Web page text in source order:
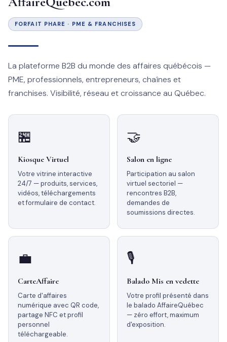
FORFAIT PHARE · PME & FRANCHISES
La plateforme B2B du monde des affaires québécois —
PME, professionnels, entrepreneurs, chaînes et
franchises. Visibilité, réseau et croissance au Québec.
🏪
Kiosque Virtuel
Votre vitrine interactive
24/7 — produits, services,
vidéos, téléchargements
et formulaire de contact.
🤝
Salon en ligne
Participation au salon
virtuel sectoriel —
rencontres B2B,
demandes de
soumissions directes.
💼
CarteAffaire
Carte d'affaires
numérique avec QR code,
partage NFC et profil
personnel
téléchargeable.
🎙️
Balado Mis en vedette
Votre profil présenté dans
le balado AffaireQuébec
— zéro effort, maximum
d'exposition.